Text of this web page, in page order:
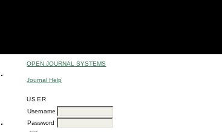
OPEN JOURNAL SYSTEMS
Journal Help
USER
Username
Password